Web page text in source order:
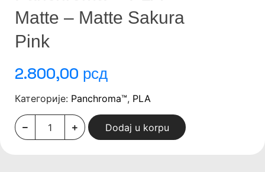
Matte – Matte Sakura
Pink
2.800,00 рсд
Категорије: Panchroma™, PLA
Dodaj u korpu